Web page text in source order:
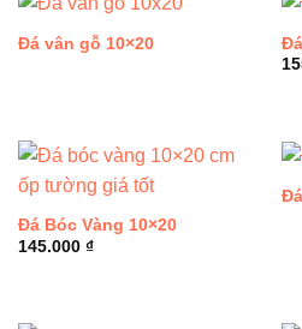
Đá vân gỗ 10×20
Đá Bóc Vàng 10×20
145.000 ₫